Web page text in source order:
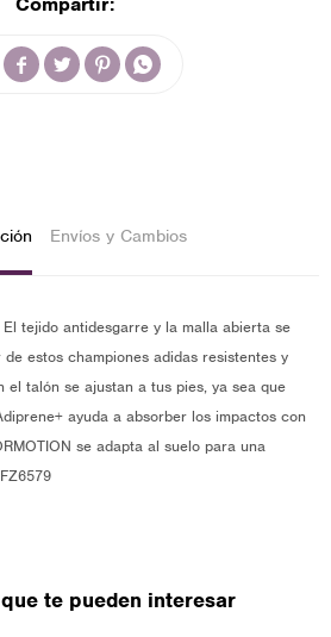
   
Envíos y Cambios
tejido antidesgarre y la malla abierta se
estos championes adidas resistentes y
el talón se ajustan a tus pies, ya sea que
ayuda a absorber los impactos con
se adapta al suelo para una
te pueden interesar